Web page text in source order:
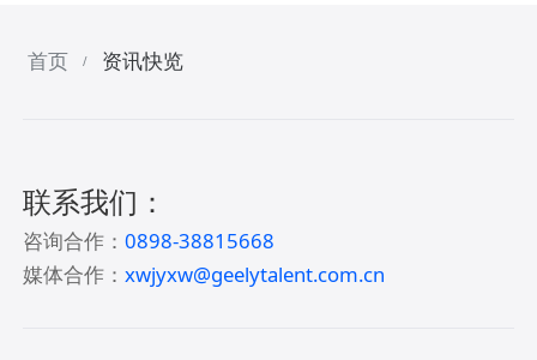
首页 / 资讯快览
联系我们：
咨询合作：0898-38815668
媒体合作：xwjyxw@geelytalent.com.cn